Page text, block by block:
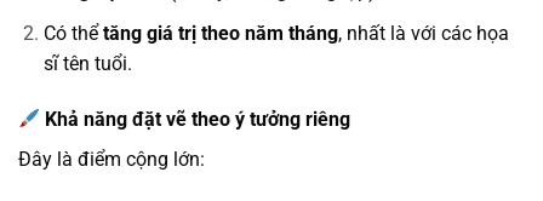
Có thểtăng giá trị theo năm tháng, nhất là với các họa
sĩ tên tuổi.
Khả năng đặt vẽ theo ý tưởng riêng
Đây là điểm cộng lớn: